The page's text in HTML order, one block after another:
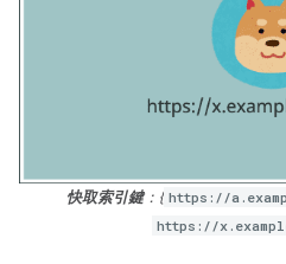
快取索引鍵：{ https://
https://